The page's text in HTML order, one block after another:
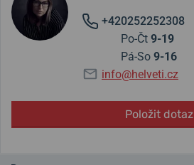
+420252252308
Po-Čt 9-19
Pá-So 9-16
info@helveti.cz
Položit dotaz